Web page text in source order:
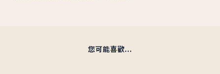
您可能喜歡...